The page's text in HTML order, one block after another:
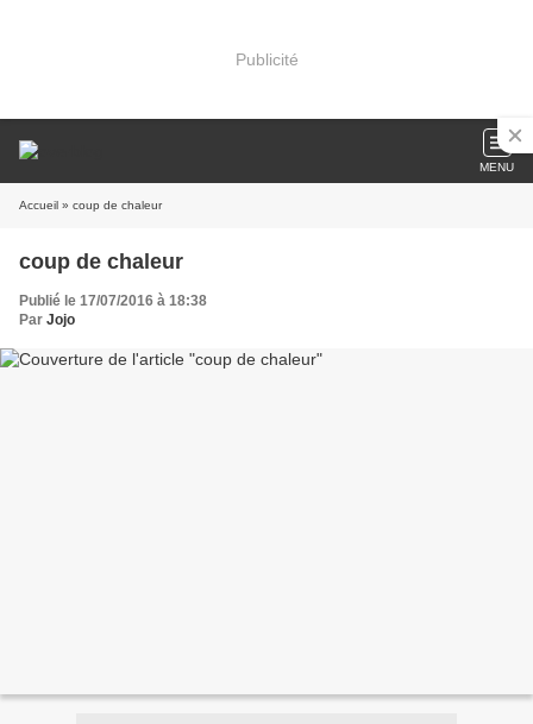
Publicité
MENU
Accueil » coup de chaleur
coup de chaleur
Publié le 17/07/2016 à 18:38
Par Jojo